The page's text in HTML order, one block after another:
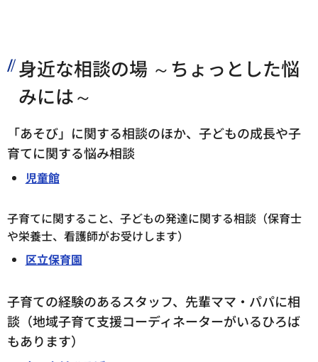
身近な相談の場 ～ちょっとした悩
みには～
「あそび」に関する相談のほか、子どもの成長や子
育てに関する悩み相談
児童館
子育てに関すること、子どもの発達に関する相談（保育士
や栄養士、看護師がお受けします）
区立保育園
子育ての経験のあるスタッフ、先輩ママ・パパに相
談（地域子育て支援コーディネーターがいるひろば
もあります）